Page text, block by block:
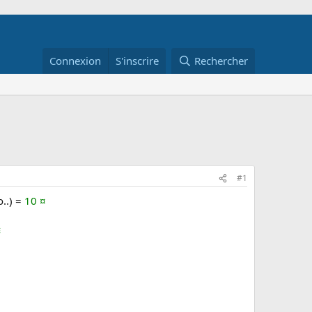
Connexion S'inscrire Rechercher
#1
= 10 ¤